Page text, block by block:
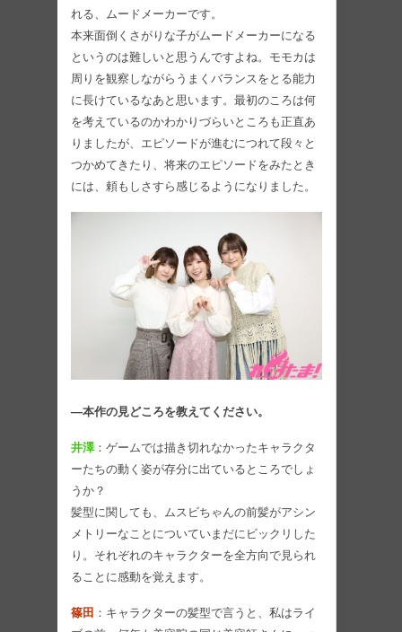
れる、ムードメーカーです。
本来面倒くさがりな子がムードメーカーになる
というのは難しいと思うんですよね。モモカは
周りを観察しながらうまくバランスをとる能力
に長けているなあと思います。最初のころは何
を考えているのかわかりづらいところも正直あ
りましたが、エピソードが進むにつれて段々と
つかめてきたり、将来のエピソードをみたとき
には、頼もしさすら感じるようになりました。
―本作の見どころを教えてください。
井澤：ゲームでは描き切れなかったキャラクタ
ーたちの動く姿が存分に出ているところでしょ
うか？
髪型に関しても、ムスビちゃんの前髪がアシン
メトリーなことについていまだにビックリした
り。それぞれのキャラクターを全方向で見られ
ることに感動を覚えます。
篠田 ：キャラクターの髪型で言うと、私はライ